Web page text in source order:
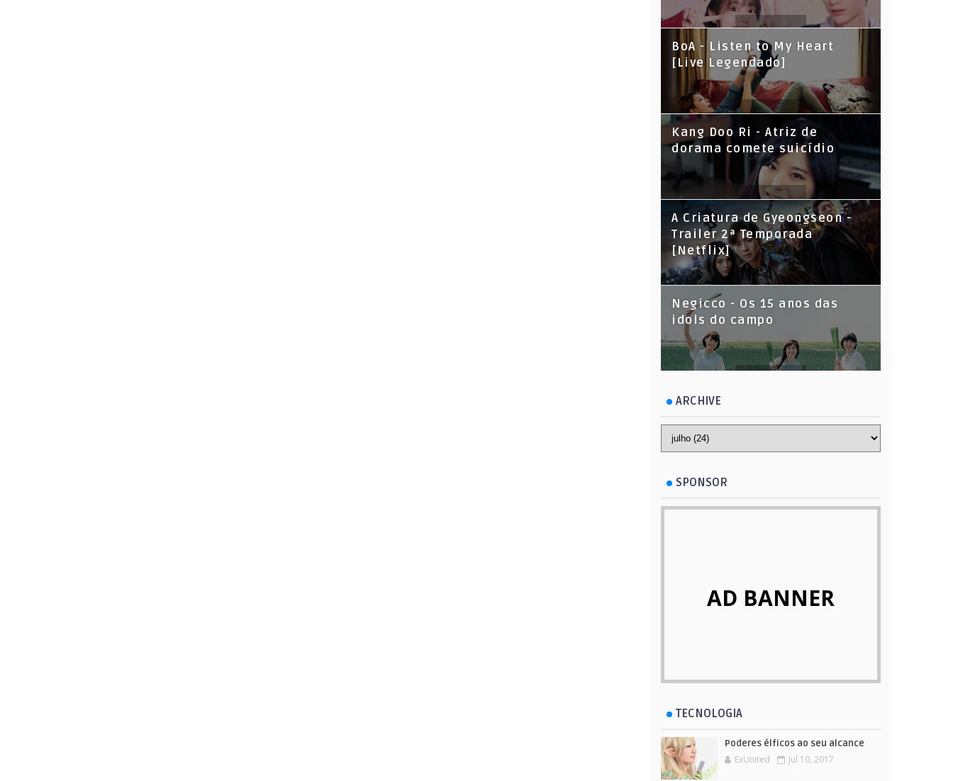
BoA - Listen to My Heart
[Live Legendado]
Kang Doo Ri - Atriz de
dorama comete suicídio
A Criatura de Gyeongseon -
Trailer 2ª Temporada
[Netflix]
Negicco - Os 15 anos das
idols do campo
ARCHIVE
SPONSOR
AD BANNER
TECNOLOGIA
Poderes élficos ao seu alcance
ExUnited Jul 10, 2017